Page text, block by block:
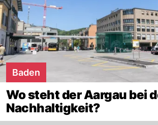
Baden
Wo steht der Aargau bei
Nachhaltigkeit?